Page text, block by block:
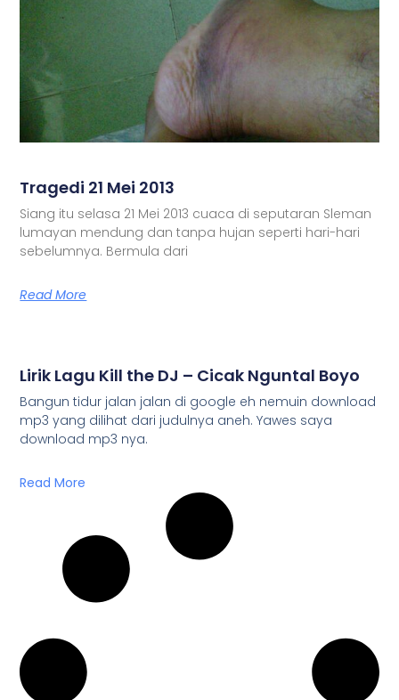
Tragedi 21 Mei 2013
Siang itu selasa 21 Mei 2013 cuaca di seputaran Sleman
lumayan mendung dan tanpa hujan seperti hari-hari
sebelumnya. Bermula dari
Read More
Lirik Lagu Kill the DJ – Cicak Nguntal Boyo
Bangun tidur jalan jalan di google eh nemuin download
mp3 yang dilihat dari judulnya aneh. Yawes saya
download mp3 nya.
Read More